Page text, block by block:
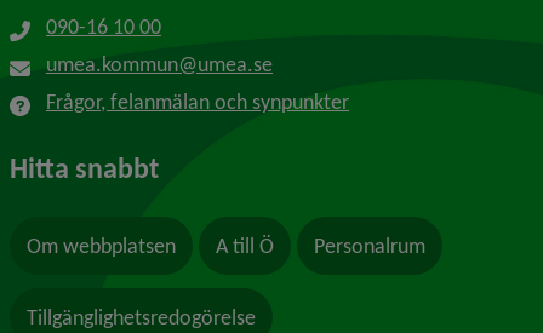
090-16 10 00
umea.kommun@umea.se
Frågor, felanmälan och synpunkter
Hitta snabbt
Om webbplatsen A till Ö Personalrum
Tillgänglighetsredogörelse